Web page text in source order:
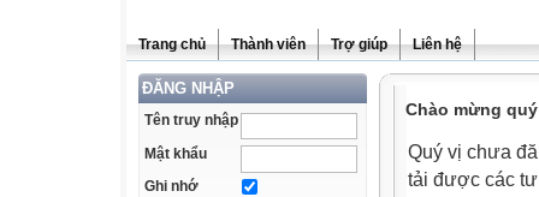
Trang chủ Thành viên Trợ giúp Liên hệ
ĐĂNG NHẬP
Tên truy nhập
Mật khẩu
Ghi nhớ
Chào mừng
Quý vị chưa
tải được các